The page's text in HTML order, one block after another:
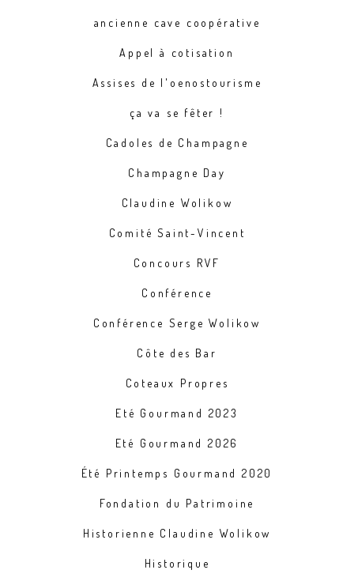
ancienne cave coopérative
Appel à cotisation
Assises de l'oenostourisme
ça va se fêter !
Cadoles de Champagne
Champagne Day
Claudine Wolikow
Comité Saint-Vincent
Concours RVF
Conférence
Conférence Serge Wolikow
Côte des Bar
Coteaux Propres
Eté Gourmand 2023
Eté Gourmand 2026
Été Printemps Gourmand 2020
Fondation du Patrimoine
Historienne Claudine Wolikow
Historique